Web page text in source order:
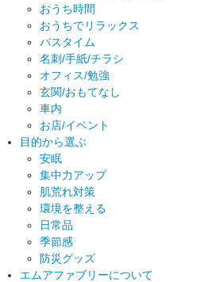
おうち時間
おうちでリラックス
バスタイム
名刺/手紙/チラシ
オフィス/勉強
玄関/おもてなし
車内
お店/イベント
目的から選ぶ
安眠
集中力アップ
肌荒れ対策
環境を整える
日常品
季節感
防災グッズ
エムアファブリーについて